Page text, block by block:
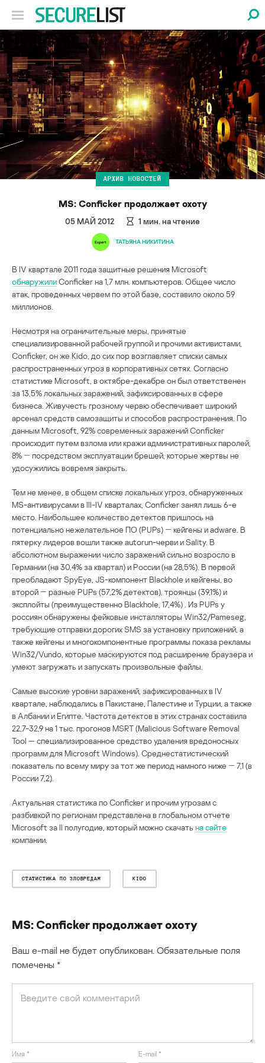
АРХИВ НОВОСТЕЙ
MS: Conficker продолжает охоту
05 МАЙ 2012 1 мин. на чтение
ТАТЬЯНА НИКИТИНА
В IV квартале 2011 года защитные решения Microsoft
обнаружилиConficker на 1,7 млн. компьютеров. Общее число
атак, проведенных червем по этой базе, составило около 59
миллионов.
Несмотря на ограничительные меры, принятые
специализированной рабочей группой и прочими активистами,
Conficker, он же Kido, до сих пор возглавляет списки самых
распространенных угроз в корпоративных сетях. Согласно
статистике Microsoft, в октябре-декабре он был ответственен
за 13,5% локальных заражений, зафиксированных в сфере
бизнеса. Живучесть грозному червю обеспечивает широкий
арсенал средств самозащиты и способов распространения. По
данным Microsoft, 92% современных заражений Conficker
происходит путем взлома или кражи административных паролей,
8% ― посредством эксплуатации брешей, которые жертвы не
удосужились вовремя закрыть.
Тем не менее, в общем списке локальных угроз, обнаруженных
MS-антивирусами в III-IV кварталах, Conficker занял лишь 6-е
место. Наибольшее количество детектов пришлось на
потенциально нежелательное ПО (PUPs) ― кейгены и adware. В
пятерку лидеров вошли также autorun-черви и Sality. В
абсолютном выражении число заражений сильно возросло в
Германии (на 30,4% за квартал) и России (на 28,5%). В первой
преобладают SpyEye, JS-компонент Blackhole и кейгены, во
второй ― разные PUPs (57,2% детектов), троянцы (39,1%) и
эксплойты (преимущественно Blackhole, 17,4%) . Из PUPs у
россиян обнаружены фейковые инсталляторы Win32/Pameseg,
требующие отправки дорогих SMS за установку приложений, а
также кейгены и многокомпонентные программы показа рекламы
Win32/Vundo, которые маскируются под расширение браузера и
умеют загружать и запускать произвольные файлы.
Самые высокие уровни заражений, зафиксированных в IV
квартале, наблюдались в Пакистане, Палестине и Турции, а также
в Албании и Египте. Частота детектов в этих странах составила
22,7-32,9 на 1 тыс. прогонов MSRT (Malicious Software Removal
Tool — специализированное средство удаления вредоносных
программ для Microsoft Windows). Среднестатистический
показатель по всему миру за тот же период намного ниже ― 7,1 (в
России 7,2).
Актуальная статистика по Conficker и прочим угрозам с
разбивкой по регионам представлена в глобальном отчете
Microsoft за II полугодие, который можно скачать на сайте
компании.
СТАТИСТИКА ПО ЗЛОВРЕДАМ KIDO
MS: Conficker продолжает охоту
Ваш e-mail не будет опубликован. Обязательные поля
помечены *
Имя * E-mail *